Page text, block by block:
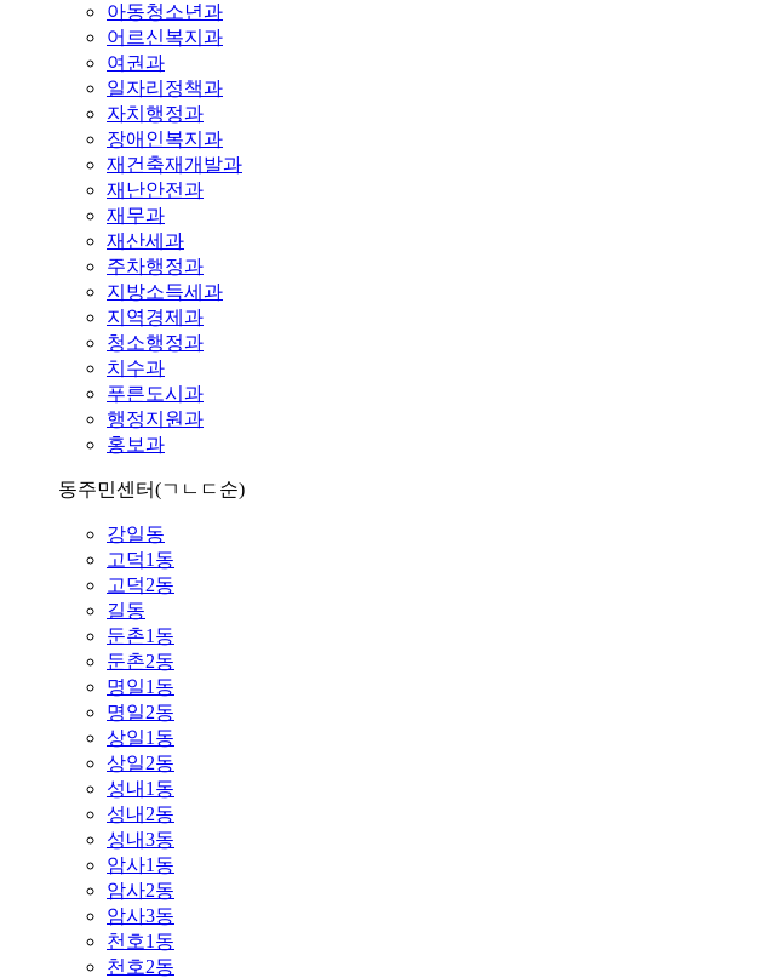
아동청소년과
어르신복지과
여권과
일자리정책과
자치행정과
장애인복지과
재건축재개발과
재난안전과
재무과
재산세과
주차행정과
지방소득세과
지역경제과
청소행정과
치수과
푸른도시과
행정지원과
홍보과
동주민센터(ㄱㄴㄷ순)
강일동
고덕1동
고덕2동
길동
둔촌1동
둔촌2동
명일1동
명일2동
상일1동
상일2동
성내1동
성내2동
성내3동
암사1동
암사2동
암사3동
천호1동
천호2동